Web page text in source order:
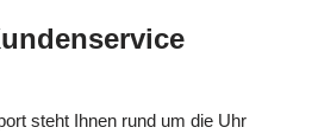
steht Ihnen rund um die Uhr